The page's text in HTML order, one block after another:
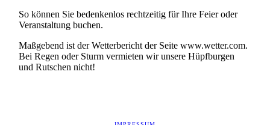
So können Sie bedenkenlos rechtzeitig für Ihre Feier oder
Veranstaltung buchen.
Maßgebend ist der Wetterbericht der Seite www.wetter.com.
Bei Regen oder Sturm vermieten wir unsere Hüpfburgen
und Rutschen nicht!